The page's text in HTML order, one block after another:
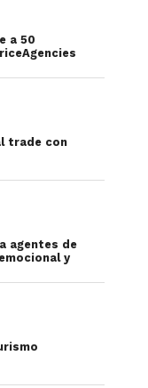
a 50
trade con
agentes de
y